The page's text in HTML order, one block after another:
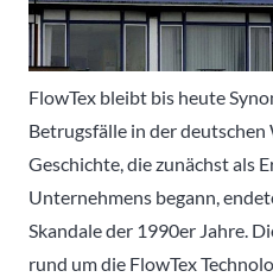
FlowTex bleibt bis heute
Betrugsfälle in der
Geschichte, die zunächst als
Unternehmens begann,
Skandale der 1990er Jahre.
rund um die FlowTex